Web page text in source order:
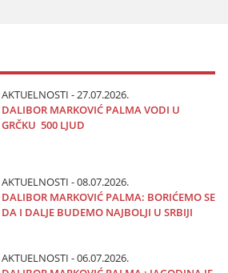
AKTUELNOSTI - 27.07.2026.
DALIBOR MARKOVIĆ PALMA VODI U
GRČKU 500 LJUD
AKTUELNOSTI - 08.07.2026.
DALIBOR MARKOVIĆ PALMA: BORIĆEMO SE
DA I DALJE BUDEMO NAJBOLJI U SRBIJI
AKTUELNOSTI - 06.07.2026.